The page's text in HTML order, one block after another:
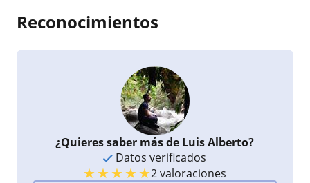
Reconocimientos
¿Quieres saber más de Luis Alberto?
Datos verificados
★★★★★2 valoraciones